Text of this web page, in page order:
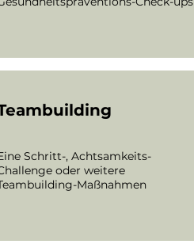
Schritt-, Achtsamkeits-
oder weitere
Maßnahmen